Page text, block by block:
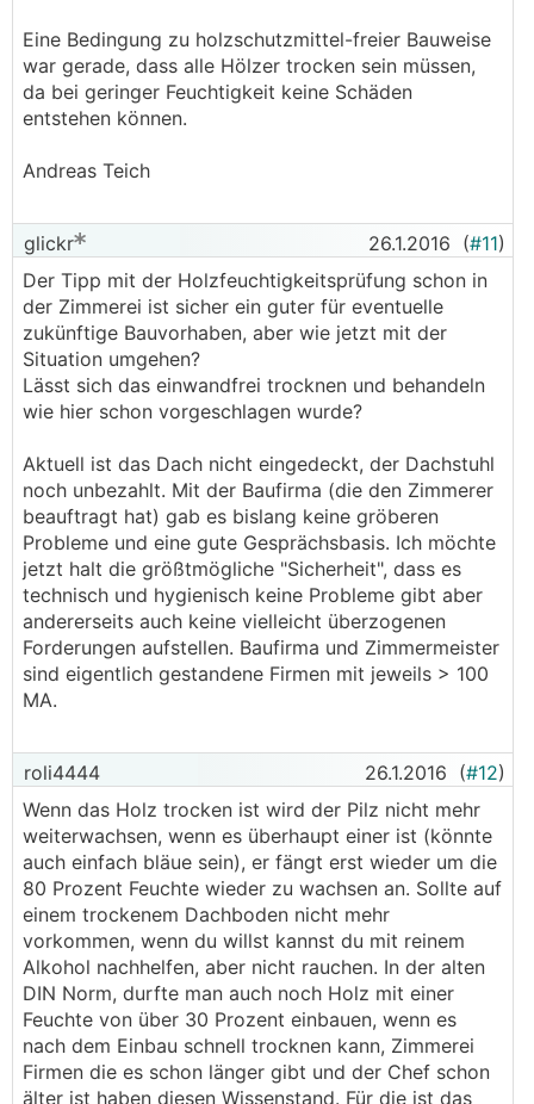
Eine Bedingung zu holzschutzmittel-freier Bauweise
war gerade, dass alle Hölzer trocken sein müssen,
da bei geringer Feuchtigkeit keine Schäden
entstehen können.
Andreas Teich
glickr 26.1.2016 (#11)
Der Tipp mit der Holzfeuchtigkeitsprüfung schon in
der Zimmerei ist sicher ein guter für eventuelle
zukünftige Bauvorhaben, aber wie jetzt mit der
Situation umgehen?
Lässt sich das einwandfrei trocknen und behandeln
wie hier schon vorgeschlagen wurde?
Aktuell ist das Dach nicht eingedeckt, der Dachstuhl
noch unbezahlt. Mit der Baufirma (die den Zimmerer
beauftragt hat) gab es bislang keine gröberen
Probleme und eine gute Gesprächsbasis. Ich möchte
jetzt halt die größtmögliche "Sicherheit", dass es
technisch und hygienisch keine Probleme gibt aber
andererseits auch keine vielleicht überzogenen
Forderungen aufstellen. Baufirma und Zimmermeister
sind eigentlich gestandene Firmen mit jeweils > 100
MA.
roli4444 26.1.2016 (#12)
Wenn das Holz trocken ist wird der Pilz nicht mehr
weiterwachsen, wenn es überhaupt einer ist (könnte
auch einfach bläue sein), er fängt erst wieder um die
80 Prozent Feuchte wieder zu wachsen an. Sollte auf
einem trockenem Dachboden nicht mehr
vorkommen, wenn du willst kannst du mit reinem
Alkohol nachhelfen, aber nicht rauchen. In der alten
DIN Norm, durfte man auch noch Holz mit einer
Feuchte von über 30 Prozent einbauen, wenn es
nach dem Einbau schnell trocknen kann, Zimmerei
Firmen die es schon länger gibt und der Chef schon
älter ist haben diesen Wissenstand. Für die ist das